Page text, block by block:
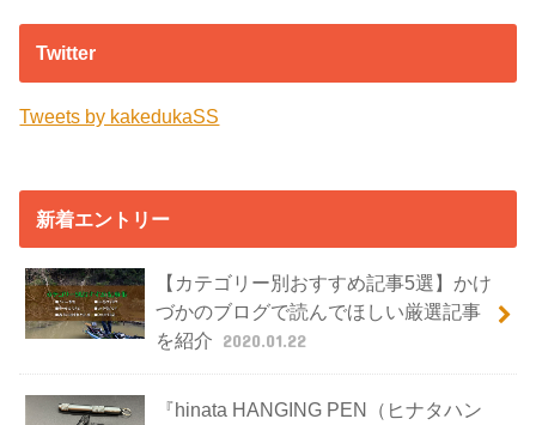
Twitter
Tweets by kakedukaSS
新着エントリー
【カテゴリー別おすすめ記事5選】かけ
づかのブログで読んでほしい厳選記事
を紹介 2020.01.22
『hinata HANGING PEN（ヒナタハン